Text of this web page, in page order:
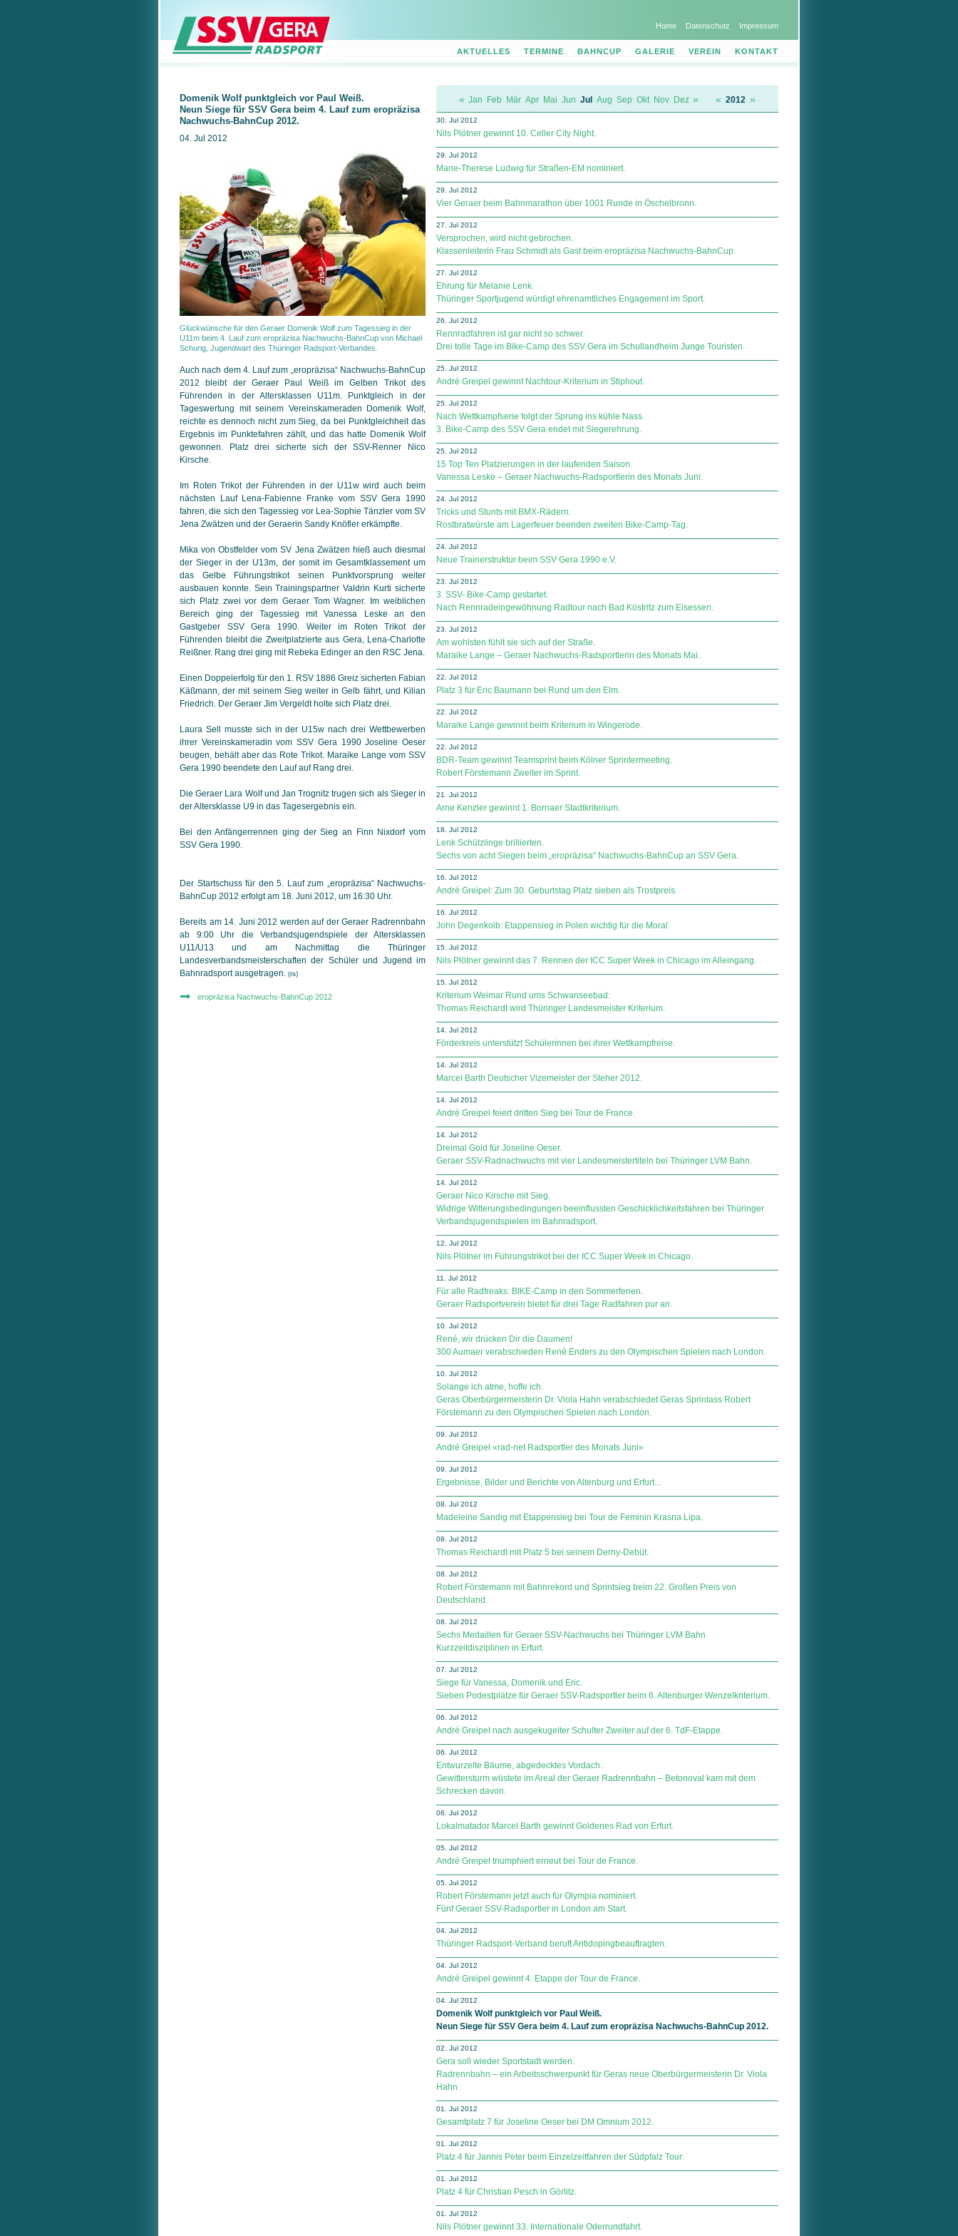
Home Datenschutz Impressum
AKTUELLES TERMINE BAHNCUP GALERIE VEREIN KONTAKT
Domenik Wolf punktgleich vor Paul Weiß.
Neun Siege für SSV Gera beim 4. Lauf zum eropräzisa
Nachwuchs-BahnCup 2012.
04. Jul 2012
Glückwünsche für den Geraer Domenik Wolf zum Tagessieg in der
U11m beim 4. Lauf zum eropräzisa Nachwuchs-BahnCup von Michael
Schurig, Jugendwart des Thüringer Radsport-Verbandes.
Auch nach dem 4. Lauf zum „eropräzisa“ Nachwuchs-BahnCup
2012 bleibt der Geraer Paul Weiß im Gelben Trikot des
Führenden in der Altersklassen U11m. Punktgleich in der
Tageswertung mit seinem Vereinskameraden Domenik Wolf,
reichte es dennoch nicht zum Sieg, da bei Punktgleichheit das
Ergebnis im Punktefahren zählt, und das hatte Domenik Wolf
gewonnen. Platz drei sicherte sich der SSV-Renner Nico
Kirsche.
Im Roten Trikot der Führenden in der U11w wird auch beim
nächsten Lauf Lena-Fabienne Franke vom SSV Gera 1990
fahren, die sich den Tagessieg vor Lea-Sophie Tänzler vom SV
Jena Zwätzen und der Geraerin Sandy Knöfler erkämpfte.
Mika von Obstfelder vom SV Jena Zwätzen hieß auch diesmal
der Sieger in der U13m, der somit im Gesamtklassement um
das Gelbe Führungstrikot seinen Punktvorsprung weiter
ausbauen konnte. Sein Trainingspartner Valdrin Kurti sicherte
sich Platz zwei vor dem Geraer Tom Wagner. Im weiblichen
Bereich ging der Tagessieg mit Vanessa Leske an den
Gastgeber SSV Gera 1990. Weiter im Roten Trikot der
Führenden bleibt die Zweitplatzierte aus Gera, Lena-Charlotte
Reißner. Rang drei ging mit Rebeka Edinger an den RSC Jena.
Einen Doppelerfolg für den 1. RSV 1886 Greiz sicherten Fabian
Käßmann, der mit seinem Sieg weiter in Gelb fährt, und Kilian
Friedrich. Der Geraer Jim Vergeldt holte sich Platz drei.
Laura Sell musste sich in der U15w nach drei Wettbewerben
ihrer Vereinskameradin vom SSV Gera 1990 Joseline Oeser
beugen, behält aber das Rote Trikot. Maraike Lange vom SSV
Gera 1990 beendete den Lauf auf Rang drei.
Die Geraer Lara Wolf und Jan Trognitz trugen sich als Sieger in
der Altersklasse U9 in das Tagesergebnis ein.
Bei den Anfängerrennen ging der Sieg an Finn Nixdorf vom
SSV Gera 1990.
Der Startschuss für den 5. Lauf zum „eropräzisa“ Nachwuchs-
BahnCup 2012 erfolgt am 18. Juni 2012, um 16:30 Uhr.
Bereits am 14. Juni 2012 werden auf der Geraer Radrennbahn
ab 9:00 Uhr die Verbandsjugendspiele der Altersklassen
U11/U13 und am Nachmittag die Thüringer
Landesverbandsmeisterschaften der Schüler und Jugend im
Bahnradsport ausgetragen. (rs)
eropräzisa Nachwuchs-BahnCup 2012
« Jan Feb Mär Apr Mai Jun Jul Aug Sep Okt Nov Dez » « 2012 »
30. Jul 2012
Nils Plötner gewinnt 10. Celler City Night.
29. Jul 2012
Marie-Therese Ludwig für Straßen-EM nominiert.
29. Jul 2012
Vier Geraer beim Bahnmarathon über 1001 Runde in Öschelbronn.
27. Jul 2012
Versprochen, wird nicht gebrochen.
Klassenleiterin Frau Schmidt als Gast beim eropräzisa Nachwuchs-BahnCup.
27. Jul 2012
Ehrung für Melanie Lenk.
Thüringer Sportjugend würdigt ehrenamtliches Engagement im Sport.
26. Jul 2012
Rennradfahren ist gar nicht so schwer.
Drei tolle Tage im Bike-Camp des SSV Gera im Schullandheim Junge Touristen.
25. Jul 2012
André Greipel gewinnt Nachtour-Kriterium in Stiphout.
25. Jul 2012
Nach Wettkampfserie folgt der Sprung ins kühle Nass.
3. Bike-Camp des SSV Gera endet mit Siegerehrung.
25. Jul 2012
15 Top Ten Platzierungen in der laufenden Saison.
Vanessa Leske – Geraer Nachwuchs-Radsportlerin des Monats Juni.
24. Jul 2012
Tricks und Stunts mit BMX-Rädern.
Rostbratwürste am Lagerfeuer beenden zweiten Bike-Camp-Tag.
24. Jul 2012
Neue Trainerstruktur beim SSV Gera 1990 e.V.
23. Jul 2012
3. SSV- Bike-Camp gestartet.
Nach Rennradeingewöhnung Radtour nach Bad Köstritz zum Eisessen.
23. Jul 2012
Am wohlsten fühlt sie sich auf der Straße.
Maraike Lange – Geraer Nachwuchs-Radsportlerin des Monats Mai.
22. Jul 2012
Platz 3 für Eric Baumann bei Rund um den Elm.
22. Jul 2012
Maraike Lange gewinnt beim Kriterium in Wingerode.
22. Jul 2012
BDR-Team gewinnt Teamsprint beim Kölner Sprintermeeting.
Robert Förstemann Zweiter im Sprint.
21. Jul 2012
Arne Kenzler gewinnt 1. Bornaer Stadtkriterium.
18. Jul 2012
Lenk Schützlinge brillierten.
Sechs von acht Siegen beim „eropräzisa“ Nachwuchs-BahnCup an SSV Gera.
16. Jul 2012
André Greipel: Zum 30. Geburtstag Platz sieben als Trostpreis.
16. Jul 2012
John Degenkolb: Etappensieg in Polen wichtig für die Moral.
15. Jul 2012
Nils Plötner gewinnt das 7. Rennen der ICC Super Week in Chicago im Alleingang.
15. Jul 2012
Kriterium Weimar Rund ums Schwanseebad:
Thomas Reichardt wird Thüringer Landesmeister Kriterium.
14. Jul 2012
Förderkreis unterstützt Schülerinnen bei ihrer Wettkampfreise.
14. Jul 2012
Marcel Barth Deutscher Vizemeister der Steher 2012.
14. Jul 2012
André Greipel feiert dritten Sieg bei Tour de France.
14. Jul 2012
Dreimal Gold für Joseline Oeser.
Geraer SSV-Radnachwuchs mit vier Landesmeistertiteln bei Thüringer LVM Bahn.
14. Jul 2012
Geraer Nico Kirsche mit Sieg.
Widrige Witterungsbedingungen beeinflussten Geschicklichkeitsfahren bei Thüringer
Verbandsjugendspielen im Bahnradsport.
12. Jul 2012
Nils Plötner im Führungstrikot bei der ICC Super Week in Chicago.
11. Jul 2012
Für alle Radfreaks: BIKE-Camp in den Sommerferien.
Geraer Radsportverein bietet für drei Tage Radfahren pur an.
10. Jul 2012
René, wir drücken Dir die Daumen!
300 Aumaer verabschieden René Enders zu den Olympischen Spielen nach London.
10. Jul 2012
Solange ich atme, hoffe ich.
Geras Oberbürgermeisterin Dr. Viola Hahn verabschiedet Geras Sprintass Robert
Förstemann zu den Olympischen Spielen nach London.
09. Jul 2012
André Greipel «rad-net Radsportler des Monats Juni»
09. Jul 2012
Ergebnisse, Bilder und Berichte von Altenburg und Erfurt...
08. Jul 2012
Madeleine Sandig mit Etappensieg bei Tour de Feminin Krasna Lipa.
08. Jul 2012
Thomas Reichardt mit Platz 5 bei seinem Derny-Debüt.
08. Jul 2012
Robert Förstemann mit Bahnrekord und Sprintsieg beim 22. Großen Preis von
Deutschland.
08. Jul 2012
Sechs Medaillen für Geraer SSV-Nachwuchs bei Thüringer LVM Bahn
Kurzzeitdisziplinen in Erfurt.
07. Jul 2012
Siege für Vanessa, Domenik und Eric.
Sieben Podestplätze für Geraer SSV-Radsportler beim 6. Altenburger Wenzelkriterium.
06. Jul 2012
André Greipel nach ausgekugelter Schulter Zweiter auf der 6. TdF-Etappe.
06. Jul 2012
Entwurzelte Bäume, abgedecktes Vordach.
Gewittersturm wüstete im Areal der Geraer Radrennbahn – Betonoval kam mit dem
Schrecken davon.
06. Jul 2012
Lokalmatador Marcel Barth gewinnt Goldenes Rad von Erfurt.
05. Jul 2012
André Greipel triumphiert erneut bei Tour de France.
05. Jul 2012
Robert Förstemann jetzt auch für Olympia nominiert.
Fünf Geraer SSV-Radsportler in London am Start.
04. Jul 2012
Thüringer Radsport-Verband beruft Antidopingbeauftragten.
04. Jul 2012
André Greipel gewinnt 4. Etappe der Tour de France.
04. Jul 2012
Domenik Wolf punktgleich vor Paul Weiß.
Neun Siege für SSV Gera beim 4. Lauf zum eropräzisa Nachwuchs-BahnCup 2012.
02. Jul 2012
Gera soll wieder Sportstadt werden.
Radrennbahn – ein Arbeitsschwerpunkt für Geras neue Oberbürgermeisterin Dr. Viola
Hahn.
01. Jul 2012
Gesamtplatz 7 für Joseline Oeser bei DM Omnium 2012.
01. Jul 2012
Platz 4 für Jannis Peter beim Einzelzeitfahren der Südpfalz Tour.
01. Jul 2012
Platz 4 für Christian Pesch in Görlitz.
01. Jul 2012
Nils Plötner gewinnt 33. Internationale Oderrundfahrt.